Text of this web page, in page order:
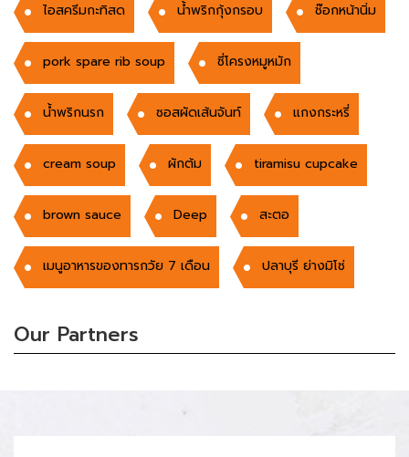
ไอสครีมกะทิสด น้ำพริกกุ้งกรอบ ช๊อกหน้านิ่ม
pork spare rib soup ซี่โครงหมูหมัก
น้ำพริกนรก ซอสผัดเส้นจันท์ แกงกระหรี่
cream soup ผักต้ม tiramisu cupcake
brown sauce Deep สะตอ
เมนูอาหารของทารกวัย 7 เดือน ปลาบุรี ย่างมิโซ่
Our Partners